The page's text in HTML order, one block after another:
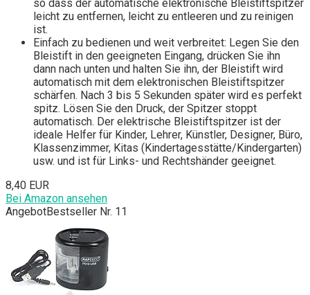
so dass der automatische elektronische Bleistiftspitzer
leicht zu entfernen, leicht zu entleeren und zu reinigen
ist.
Einfach zu bedienen und weit verbreitet: Legen Sie den
Bleistift in den geeigneten Eingang, drücken Sie ihn
dann nach unten und halten Sie ihn, der Bleistift wird
automatisch mit dem elektronischen Bleistiftspitzer
schärfen. Nach 3 bis 5 Sekunden später wird es perfekt
spitz. Lösen Sie den Druck, der Spitzer stoppt
automatisch. Der elektrische Bleistiftspitzer ist der
ideale Helfer für Kinder, Lehrer, Künstler, Designer, Büro,
Klassenzimmer, Kitas (Kindertagesstätte/Kindergarten)
usw. und ist für Links- und Rechtshänder geeignet.
8,40 EUR
Bei Amazon ansehen
AngebotBestseller Nr. 11